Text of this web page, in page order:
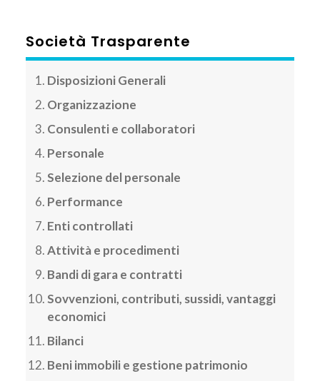
Società Trasparente
Disposizioni Generali
Organizzazione
Consulenti e collaboratori
Personale
Selezione del personale
Performance
Enti controllati
Attività e procedimenti
Bandi di gara e contratti
Sovvenzioni, contributi, sussidi, vantaggi
economici
Bilanci
Beni immobili e gestione patrimonio